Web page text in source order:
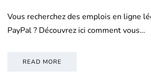
Vous recherchez des emplois en ligne
PayPal ? Découvrez ici comment vous…
READ MORE